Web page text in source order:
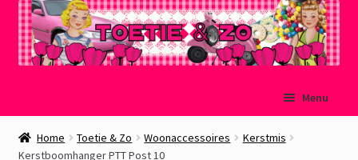
naar
navigatie
de
inhoud
Menu
Welkom
Home Toetie & Zo Woonaccessoires
Kerstmis
Kerstboomhanger PTT Post 10